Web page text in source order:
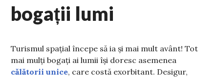
bogații lumi
Turismul spațial începe să ia și mai mult avânt! Tot
mai mulți bogați ai lumii își doresc asemenea
călătorii unice, care costă exorbitant. Desigur,